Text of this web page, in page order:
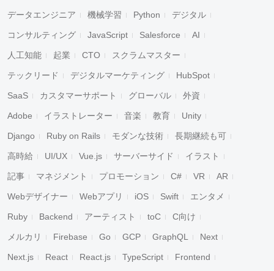
データエンジニア 機械学習 Python デジタル
コンサルティング JavaScript Salesforce AI
人工知能 起業 CTO スクラムマスター
テックリード デジタルマーケティング HubSpot
SaaS カスタマーサポート グローバル 外資
Adobe イラストレーター 音楽 教育 Unity
Django Ruby on Rails モダンな技術 長期継続も可
高時給 UI/UX Vue.js サーバーサイド イラスト
記事 マネジメント プロモーション C# VR AR
Webデザイナー Webアプリ iOS Swift エンタメ
Ruby Backend アーティスト toC C向け
メルカリ Firebase Go GCP GraphQL Next
Next.js React React.js TypeScript Frontend